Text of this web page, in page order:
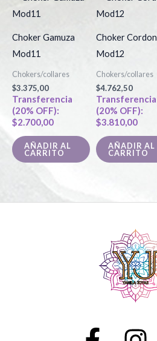
Choker Gamuza
Mod11
Chokers/collares
$3.375,00
Transferencia
(20% OFF):
$2.700,00
AÑADIR AL
CARRITO
Choker Cordon
Mod12
Chokers/collares
$4.762,50
Transferencia
(20% OFF):
$3.810,00
AÑADIR AL
CARRITO